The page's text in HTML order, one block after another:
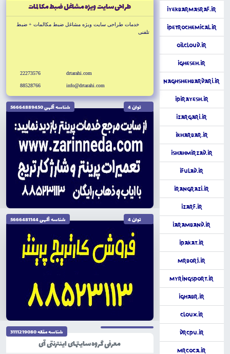
iYekbarmasraf.ir
iPetrochemical.ir
OilCloud.ir
iGheseh.ir
NaghshehBardari.ir
iPirayesh.ir
iZargari.ir
iKharbar.ir
iShahmirzad.ir
iFulad.ir
iRangrazi.ir
iZarf.ir
iAramband.ir
iPakat.ir
MrBorj.ir
MyRingsport.ir
iGhabr.ir
Cloux.ir
DrCPU.ir
MrCoca.ir
طراحى سايت ويژه مشاغل ضبط مكالمات
خدمات طراحى سايت ويژه مشاغل ضبط مكالمات + ضبط
تلفنى
drtarahi.com
info@drtarahi.com
22273576
88528766
توان 4 شناسه آگهى 56664889450
توان 4 شناسه آگهى 5666481144
تاریخ نگارش 1404/10/04
شناسه مقاله 3111219080
معرفی گروه سایتهای اینترنتی آی